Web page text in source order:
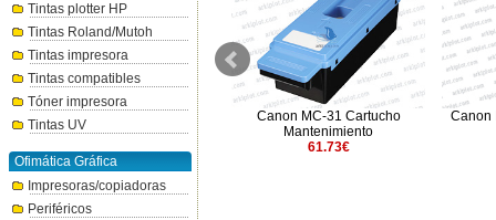
Tintas plotter HP
Tintas Roland/Mutoh
Tintas impresora
Tintas compatibles
Tóner impresora
Tintas UV
Ofimática Gráfica
Impresoras/copiadoras
Periféricos
Canon PFI-3300M magenta
330ml.
Canon MC-31 Cartucho
Mantenimiento
61.73€
Canon